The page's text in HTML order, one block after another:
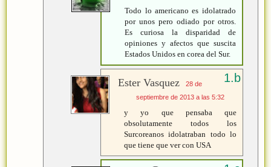
Todo lo americano es idolatrado
por unos pero odiado por otros.
Es curiosa la disparidad de
opiniones y afectos que suscita
Estados Unidos en corea del Sur.
Ester Vasquez
28 de
septiembre de 2013 a las 5:32
y yo que pensaba que
obsolutamente todos los
Surcoreanos idolatraban todo lo
que tiene que ver con USA